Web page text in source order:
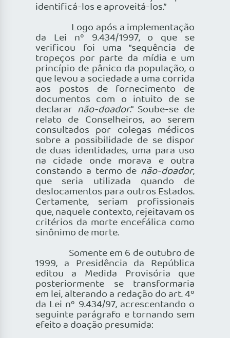
identificá-los e aproveitá-los.”
Logo após a implementação
da Lei nº 9.434/1997, o que se
verificou foi uma “sequência de
tropeços por parte da mídia e um
princípio de pânico da população, o
que levou a sociedade a uma corrida
aos postos de fornecimento de
documentos com o intuito de se
declarar não-doador.” Soube-se de
relato de Conselheiros, ao serem
consultados por colegas médicos
sobre a possibilidade de se dispor
de duas identidades, uma para uso
na cidade onde morava e outra
constando a termo de não-doador,
que seria utilizada quando de
deslocamentos para outros Estados.
Certamente, seriam profissionais
que, naquele contexto, rejeitavam os
critérios da morte encefálica como
sinônimo de morte.
Somente em 6 de outubro de
1999, a Presidência da República
editou a Medida Provisória que
posteriormente se transformaria
em lei, alterando a redação do art. 4º
da Lei nº 9.434/97, acrescentando o
seguinte parágrafo e tornando sem
efeito a doação presumida: